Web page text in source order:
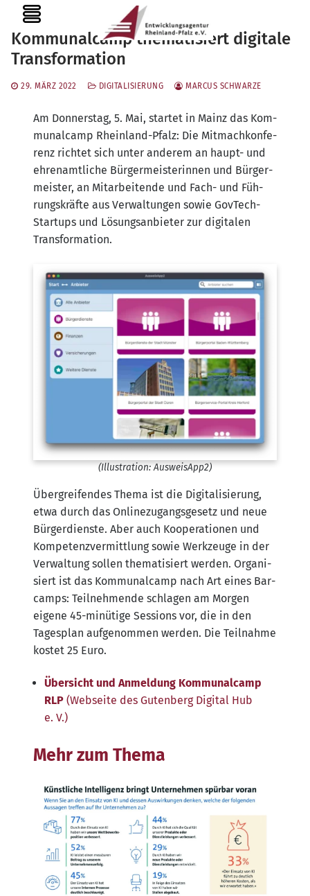
Inhalt
springen
Kommunalcamp thematisiert digitale
Transformation
29. MÄRZ 2022 DIGITALISIERUNG MARCUS SCHWARZE
Am Don­ners­tag, 5. Mai, star­tet in Mainz das Kom­
mu­nal­camp Rhein­land-Pfalz: Die Mit­mach­kon­fe­
renz rich­tet sich unter ande­rem an haupt- und
ehren­amt­li­che Bür­ger­meis­te­rin­nen und Bür­ger­
meis­ter, an Mit­ar­bei­ten­de und Fach- und Füh­
rungs­kräf­te aus Ver­wal­tun­gen sowie Gov­Tech-
Start­ups und Lösungs­an­bie­ter zur digi­ta­len
Transformation.
(Illus­tra­ti­on: AusweisApp2)
Über­grei­fen­des The­ma ist die Digi­ta­li­sie­rung,
etwa durch das Online­zu­gangs­ge­setz und neue
Bür­ger­diens­te. Aber auch Koope­ra­tio­nen und
Kom­pe­tenz­ver­mitt­lung sowie Werk­zeu­ge in der
Ver­wal­tung sol­len the­ma­ti­siert wer­den. Orga­ni­
siert ist das Kom­mu­nal­camp nach Art eines Bar­
camps: Teil­neh­men­de schla­gen am Mor­gen
eige­ne 45-minü­ti­ge Ses­si­ons vor, die in den
Tages­plan auf­ge­nom­men wer­den. Die Teil­nah­me
kos­tet 25 Euro.
Über­sicht und Anmel­dung Kom­mu­nal­camp
RLP (Web­sei­te des Guten­berg Digi­tal Hub
e. V.)
Mehr zum Thema